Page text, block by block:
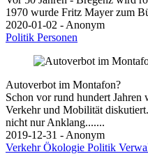
1970 wurde Fritz Mayer zum
2020-01-02 - Anonym
Politik Personen
Autoverbot im Montafon?
Schon vor rund hundert
Verkehr und Mobilität
nicht nur Anklang.......
2019-12-31 - Anonym
VerkehrÖkologie Politik